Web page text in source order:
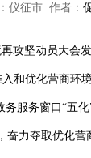
仪征市 作者：
坚动员大会
和优化营商环
服务窗口“五
力夺取优化营